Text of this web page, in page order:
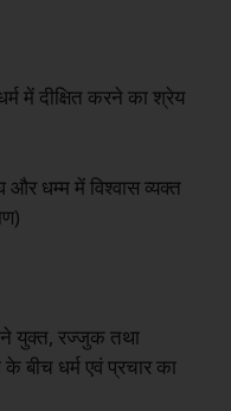
में दीक्षित करने का श्रेय
धम्म में विश्वास व्यक्त
युक्त, रज्जुक तथा
बीच धर्म एवं प्रचार का